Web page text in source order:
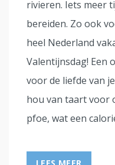
rivieren. Iets meer
bereiden. Zo ook
heel Nederland
Valentijnsdag! Een
voor de liefde van
hou van taart voor
pfoe, wat een